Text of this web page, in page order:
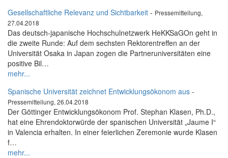
Gesellschaftliche Relevanz und Sichtbarkeit - Pressemitteilung,
27.04.2018
Das deutsch-japanische Hochschulnetzwerk HeKKSaGOn geht in
die zweite Runde: Auf dem sechsten Rektorentreffen an der
Universität Osaka in Japan zogen die Partneruniversitäten eine
positive Bil…
mehr...
Spanische Universität zeichnet Entwicklungsökonom aus -
Pressemitteilung, 26.04.2018
Der Göttinger Entwicklungsökonom Prof. Stephan Klasen, Ph.D.,
hat eine Ehrendoktorwürde der spanischen Universität „Jaume I“
in Valencia erhalten. In einer feierlichen Zeremonie wurde Klasen
f…
mehr...